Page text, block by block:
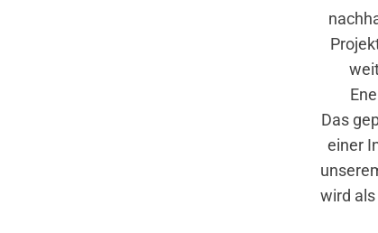
Das
einer
wird